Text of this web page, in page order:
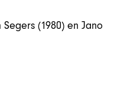
Segers (1980) en Jano